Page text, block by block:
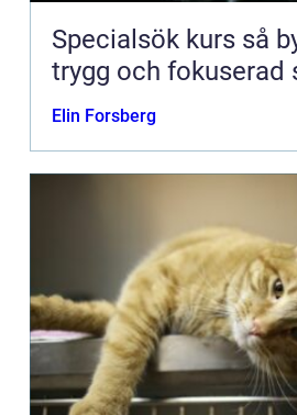
Specialsök kurs så bygger du en
trygg och fokuserad
Elin Forsberg